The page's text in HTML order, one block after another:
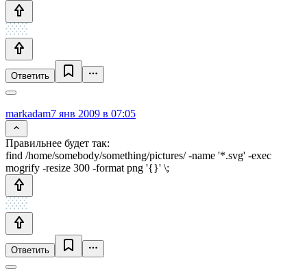
Ответить
markadam7 янв 2009 в 07:05
Правильнее будет так:
find /home/somebody/something/pictures/ -name '*.svg' -exec
mogrify -resize 300 -format png '{}' \;
Ответить